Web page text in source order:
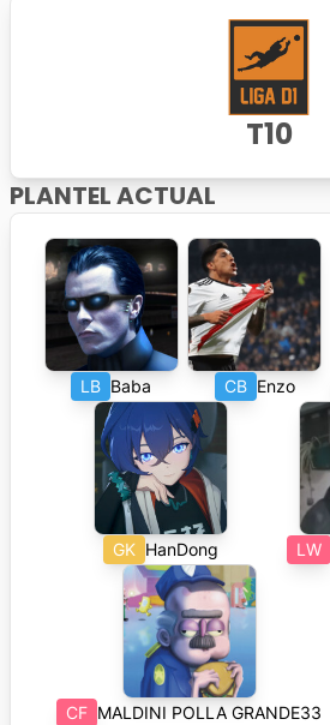
T10
PLANTEL ACTUAL
LB Baba CB Enzo
GK HanDong LW
CF MALDINI POLLA GRANDE33